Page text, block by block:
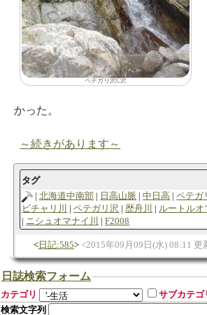
ペテガリ沢C沢
かった。
～続きがあります～
タグ
北海道中南部
日高山脈 中日高 ペテガ
ビチャリ川
ペテガリ沢 歴舟川 ルートルオ
ニシュオマナイ川
F2008
日記:585 2015年09月09日(水) 08:11 更
日誌検索フォーム
カテゴリ
サブカテゴ
検索文字列